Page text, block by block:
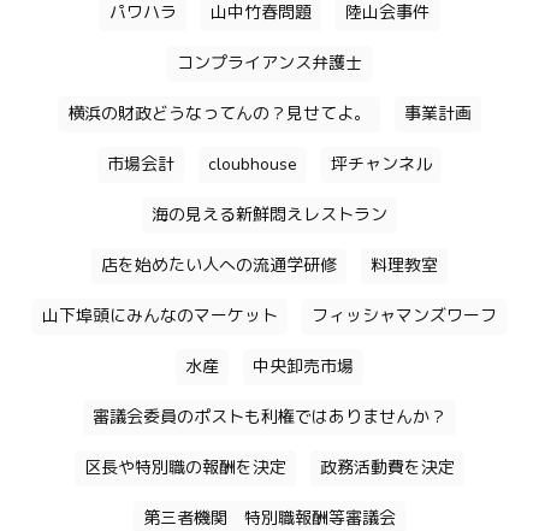
パワハラ 山中竹春問題 陸山会事件
コンプライアンス弁護士
横浜の財政どうなってんの？見せてよ。 事業計画
市場会計 cloubhouse 坪チャンネル
海の見える新鮮悶えレストラン
店を始めたい人への流通学研修 料理教室
山下埠頭にみんなのマーケット フィッシャマンズワーフ
水産 中央卸売市場
審議会委員のポストも利権ではありませんか？
区長や特別職の報酬を決定 政務活動費を決定
第三者機関 特別職報酬等審議会